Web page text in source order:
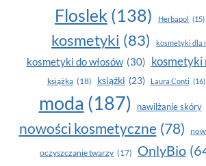
Floslek (138) Herbapol (15)
kosmetyki (83) kosmetyki dla
kosmetyki do włosów (30) kosmetyki
książka (18) książki (23) Laura Conti (16)
moda (187) nawilżanie skóry
nowości kosmetyczne (78)
oczyszczanie twarzy (17) OnlyBio